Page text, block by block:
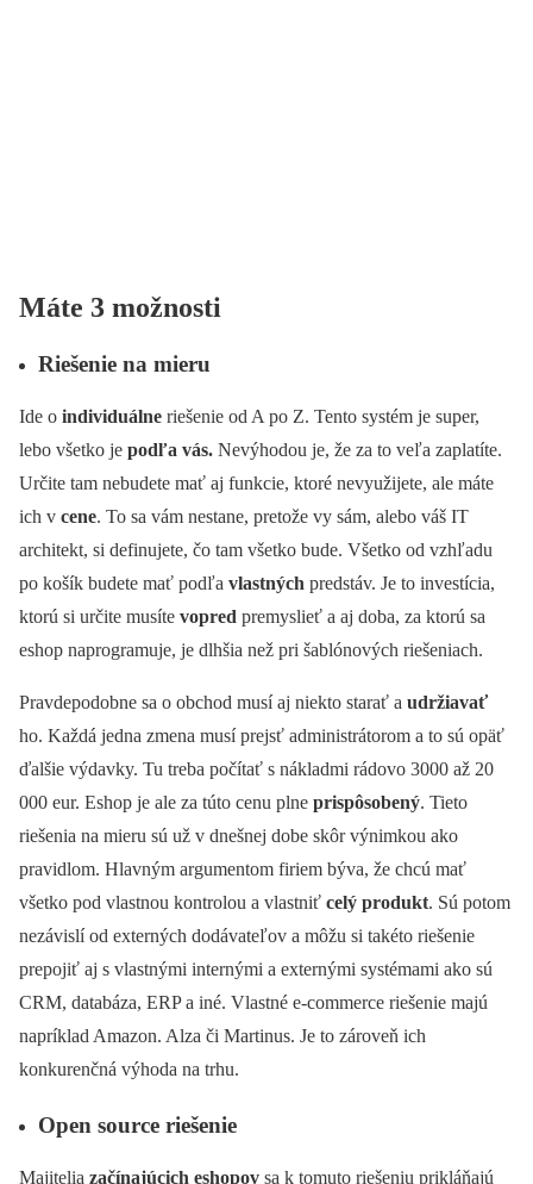
Máte 3 možnosti
Riešenie na mieru
Ide o individuálne riešenie od A po Z. Tento systém je super,
lebo všetko je podľa vás. Nevýhodou je, že za to veľa zaplatíte.
Určite tam nebudete mať aj funkcie, ktoré nevyužijete, ale máte
ich v cene. To sa vám nestane, pretože vy sám, alebo váš IT
architekt, si definujete, čo tam všetko bude. Všetko od vzhľadu
po košík budete mať podľa vlastných predstáv. Je to investícia,
ktorú si určite musíte vopred premyslieť a aj doba, za ktorú sa
eshop naprogramuje, je dlhšia než pri šablónových riešeniach.
Pravdepodobne sa o obchod musí aj niekto starať a udržiavať
ho. Každá jedna zmena musí prejsť administrátorom a to sú opäť
ďalšie výdavky. Tu treba počítať s nákladmi rádovo 3000 až 20
000 eur. Eshop je ale za túto cenu plne prispôsobený. Tieto
riešenia na mieru sú už v dnešnej dobe skôr výnimkou ako
pravidlom. Hlavným argumentom firiem býva, že chcú mať
všetko pod vlastnou kontrolou a vlastniť celý produkt. Sú potom
nezávislí od externých dodávateľov a môžu si takéto riešenie
prepojiť aj s vlastnými internými a externými systémami ako sú
CRM, databáza, ERP a iné. Vlastné e-commerce riešenie majú
napríklad Amazon. Alza či Martinus. Je to zároveň ich
konkurenčná výhoda na trhu.
Open source riešenie
Majitelia začínajúcich eshopov sa k tomuto riešeniu prikláňajú